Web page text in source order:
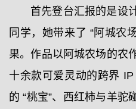
首先登台汇报的是设
同学，她带来了 “阿城农
果。作品以阿城农场的农
十余款可爱灵动的跨界
的 “桃宝”、西红柿与羊驼